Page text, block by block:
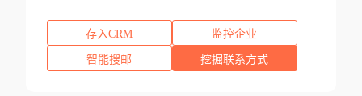
存入CRM 监控企业
智能搜邮 挖掘联系方式